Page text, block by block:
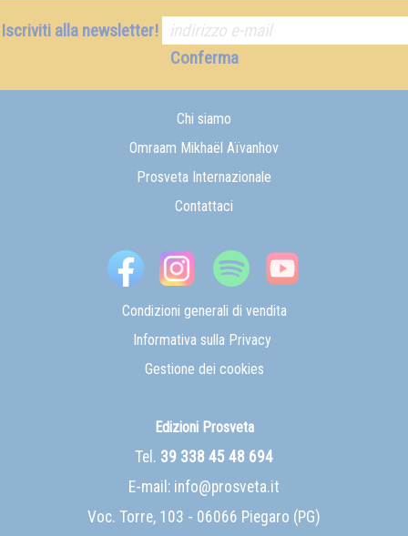
Iscriviti alla newsletter!
Conferma
Chi siamo
Omraam Mikhaël Aïvanhov
Prosveta Internazionale
Contattaci
Condizioni generali di vendita
Informativa sulla Privacy
Gestione dei cookies
Edizioni Prosveta
Tel. 39 338 45 48 694
E-mail: info@prosveta.it
Voc. Torre, 103 - 06066 Piegaro (PG)